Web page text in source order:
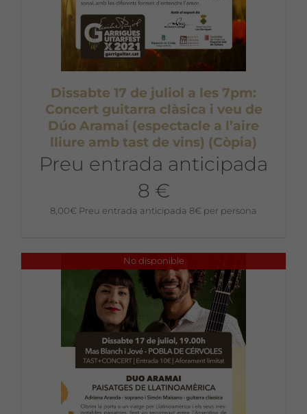
Dissabte 17 de juliol a les 7pm:
Concert guitarra clàsica i veu de
Dúo Aramai (espectacle a l’aire
lliure amb tast de vins) (Còpia)
Preu entrada anticipada
8 €
8,00€ Preu entrada anticipada 8€ per persona
No disponible